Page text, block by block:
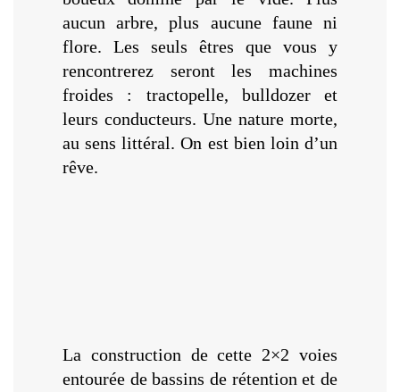
aucun arbre, plus aucune faune ni
flore. Les seuls êtres que vous y
rencontrerez seront les machines
froides : tractopelle, bulldozer et
leurs conducteurs. Une nature morte,
au sens littéral. On est bien loin d’un
rêve.
La construction de cette 2×2 voies
entourée de bassins de rétention et de